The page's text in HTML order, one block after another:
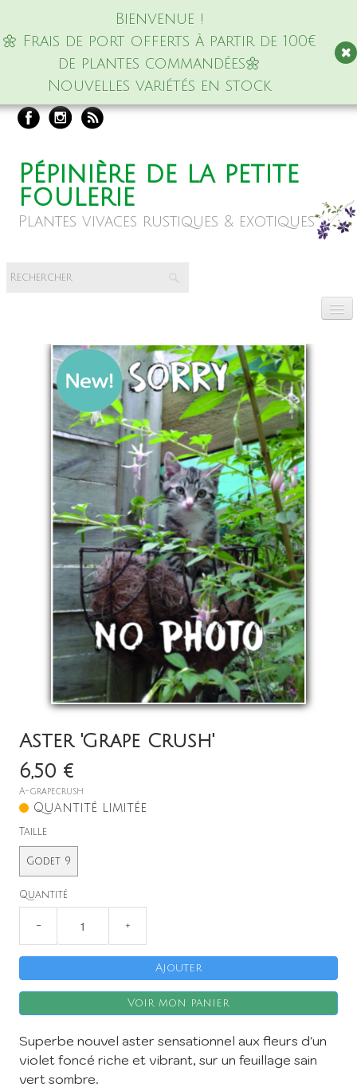
Bienvenue !
🌼 Frais de port offerts à partir de 100€
de plantes commandées🌼
Nouvelles variétés en stock
Pépinière de la petite
foulerie
Plantes vivaces rustiques & exotiques
La pépinière
Boutique
Événements▼
Infos
Contact
Aster 'Grape Crush'
6,50 €
A-grapecrush
Quantité limitée
Taille
Godet 9
Quantité
− +
Ajouter
Voir mon panier
Superbe nouvel aster sensationnel aux fleurs d'un
violet foncé riche et vibrant, sur un feuillage sain
vert sombre.Inscription à la Newsletter